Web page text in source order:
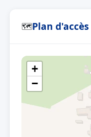
🗺Plan
+
−